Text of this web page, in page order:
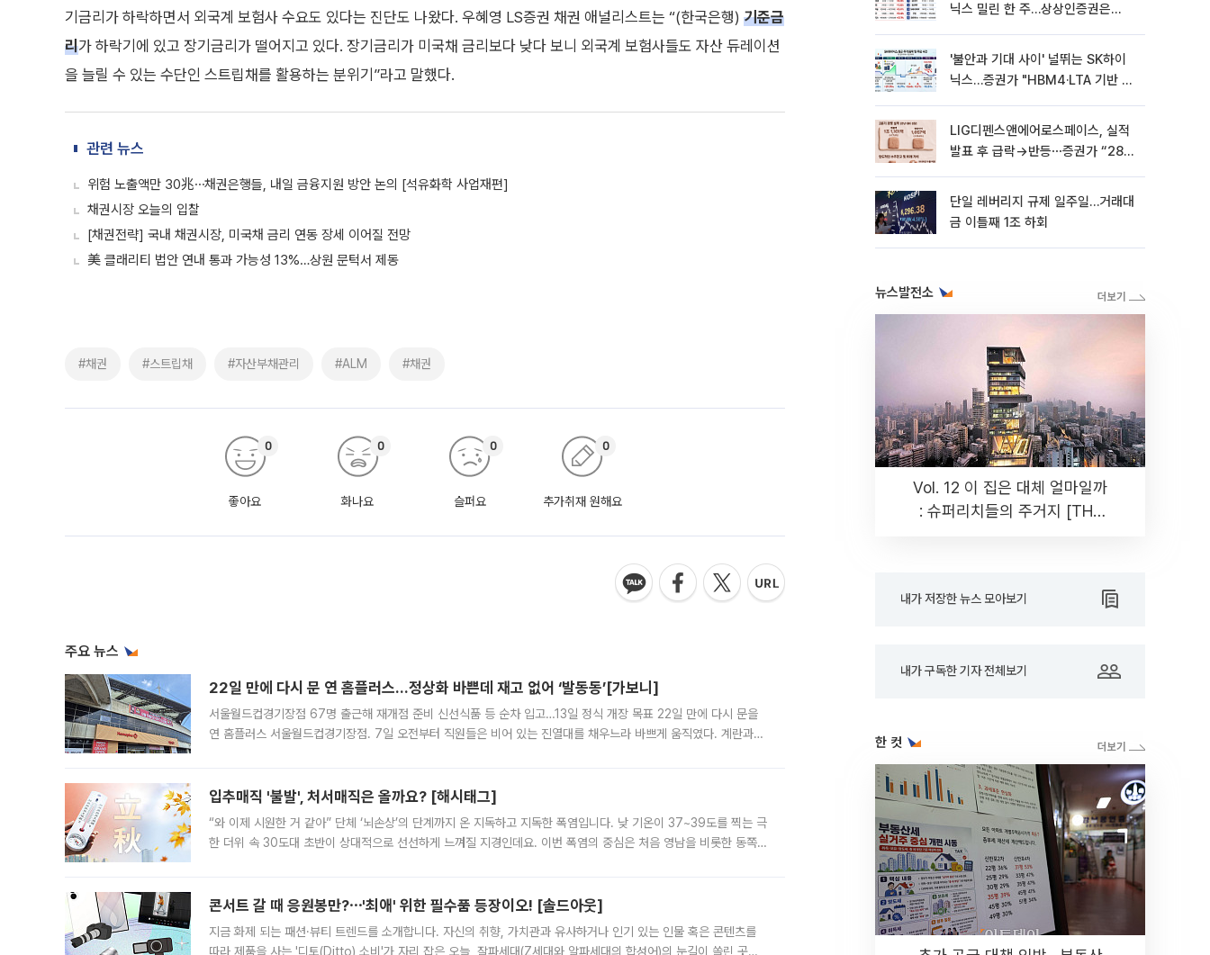
기금리가 하락하면서 외국계 보험사 수요도 있다는 진단도 나왔다. 우혜영 LS증권 채권 애널리스트는 “(한국은행) 기준금
리가 하락기에 있고 장기금리가 떨어지고 있다. 장기금리가 미국채 금리보다 낮다 보니 외국계 보험사들도 자산 듀레이션
을 늘릴 수 있는 수단인 스트립채를 활용하는 분위기”라고 말했다.
관련 뉴스
위험 노출액만 30兆⋯채권은행들, 내일 금융지원 방안 논의 [석유화학 사업재편]
채권시장 오늘의 입찰
[채권전략] 국내 채권시장, 미국채 금리 연동 장세 이어질 전망
美 클래리티 법안 연내 통과 가능성 13%…상원 문턱서 제동
#채권 #스트립채 #자산부채관리 #ALM #채권
좋아요
0
화나요
0
슬퍼요
0
추가취재 원해요
0
주요 뉴스
22일 만에 다시 문 연 홈플러스…정상화 바쁜데 재고 없어 ‘발동동’[가보니]
서울월드컵경기장점 67명 출근해 재개점 준비 신선식품 등 순차 입고…13일 정식 개장 목표 22일 만에 다시 문을
연 홈플러스 서울월드컵경기장점. 7일 오전부터 직원들은 비어 있는 진열대를 채우느라 바쁘게 움직였다. 계란과
입추매직 '불발', 처서매직은 올까요? [해시태그]
“와 이제 시원한 거 같아” 단체 ‘뇌손상’의 단계까지 온 지독하고 지독한 폭염입니다. 낮 기온이 37~39도를 찍는 극
한 더위 속 30도대 초반이 상대적으로 선선하게 느껴질 지경인데요. 이번 폭염의 중심은 처음 영남을 비롯한 동쪽
콘서트 갈 때 응원봉만?⋯'최애' 위한 필수품 등장이오! [솔드아웃]
지금 화제 되는 패션·뷰티 트렌드를 소개합니다. 자신의 취향, 가치관과 유사하거나 인기 있는 인물 혹은 콘텐츠를
따라 제품을 사는 '디토(Ditto) 소비'가 자리 잡은 오늘, 잘파세대(Z세대와 알파세대의 합성어)의 눈길이 쏠린 곳은
닉스 밀린 한 주…상상인증권은
'불안과 기대 사이' 널뛰는 SK하이
닉스…증권가 "HBM4·LTA 기반 펀
LIG디펜스앤에어로스페이스, 실적
발표 후 급락→반등⋯증권가 “28년
단일 레버리지 규제 일주일…거래대
금 이틀째 1조 하회
뉴스발전소
Vol. 12 이 집은 대체 얼마일까
: 슈퍼리치들의 주거지 [THE
내가 저장한 뉴스 모아보기
내가 구독한 기자 전체보기
한 컷